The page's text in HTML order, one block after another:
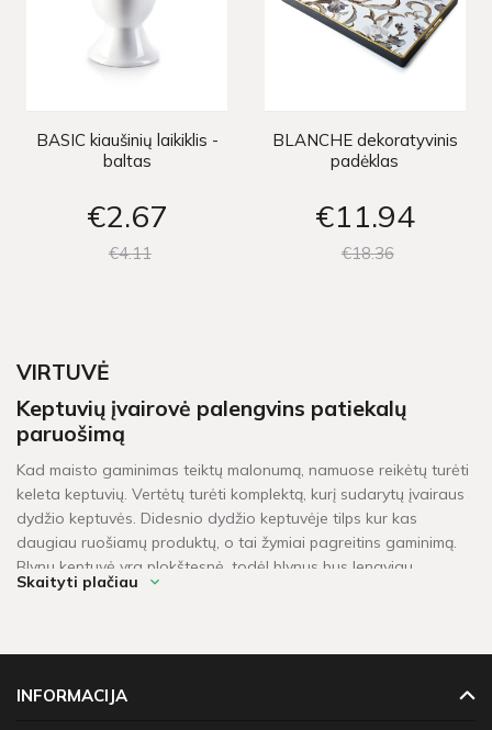
BASIC kiaušinių laikiklis -
baltas
€2 67
€411
BLANCHE dekoratyvinis
padėklas
€11 94
€1836
VIRTUVĖ
Keptuvių įvairovė palengvins patiekalų
paruošimą
Kad maisto gaminimas teiktų malonumą, namuose reikėtų turėti
keleta keptuvių. Vertėtų turėti komplektą, kurį sudarytų įvairaus
dydžio keptuvės. Didesnio dydžio keptuvėje tilps kur kas
daugiau ruošiamų produktų, o tai žymiai pagreitins gaminimą.
Blynų keptuvė yra plokštesnė, todėl blynus bus lengviau
apversti. Didelėje keptuvėje patogu gaminti maistą visai šeimai.
vienas iš būdingiausių šio pasaulio regiono virtuvės įrangos
Skaityti plačiau
INFORMACIJA